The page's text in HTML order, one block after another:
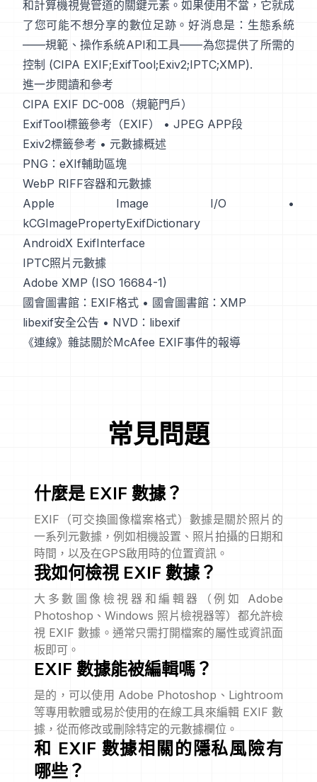
和計算機視覺管道的關鍵元素。如果使用不當，它就成
了您可能不想分享的數位足跡。好消息是：生態系統
——規範、操作系統API和工具——為您提供了所需的
控制 (CIPA EXIF;ExifTool;Exiv2;IPTC;XMP).
進一步閱讀和參考
CIPA EXIF DC-008（規範門戶）
ExifTool標籤參考（EXIF）
• JPEG APP段
Exiv2標籤參考 • 元數據概述
PNG：eXIf輔助區塊
WebP RIFF容器和元數據
Apple Image I/O •
kCGImagePropertyExifDictionary
AndroidX ExifInterface
IPTC照片元數據
Adobe XMP (ISO 16684-1)
國會圖書館：EXIF格式 • 國會圖書館：XMP
libexif安全公告 • NVD：libexif
《連線》雜誌關於McAfee EXIF事件的報導
常見問題
什麼是 EXIF 數據？
EXIF（可交換圖像檔案格式）數據是關於照片的
一系列元數據，例如相機設置、照片拍攝的日期和
時間，以及在GPS啟用時的位置資訊。
我如何檢視 EXIF 數據？
大多數圖像檢視器和編輯器（例如 Adobe
Photoshop、Windows 照片檢視器等）都允許檢
視 EXIF 數據。通常只需打開檔案的屬性或資訊面
板即可。
EXIF 數據能被編輯嗎？
是的，可以使用 Adobe Photoshop、Lightroom
等專用軟體或易於使用的在線工具來編輯 EXIF 數
據，從而修改或刪除特定的元數據欄位。
和 EXIF 數據相關的隱私風險有
哪些？